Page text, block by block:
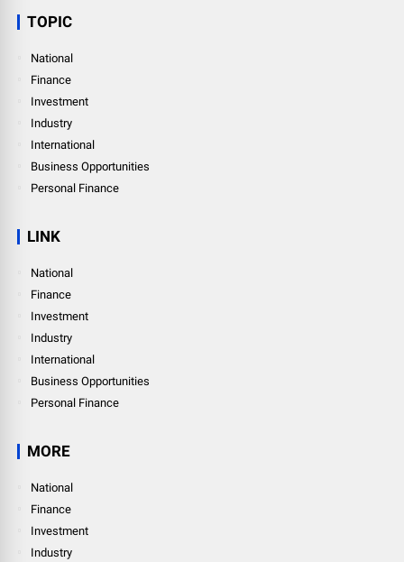
TOPIC
National
Finance
Investment
Industry
International
Business Opportunities
Personal Finance
LINK
National
Finance
Investment
Industry
International
Business Opportunities
Personal Finance
MORE
National
Finance
Investment
Industry